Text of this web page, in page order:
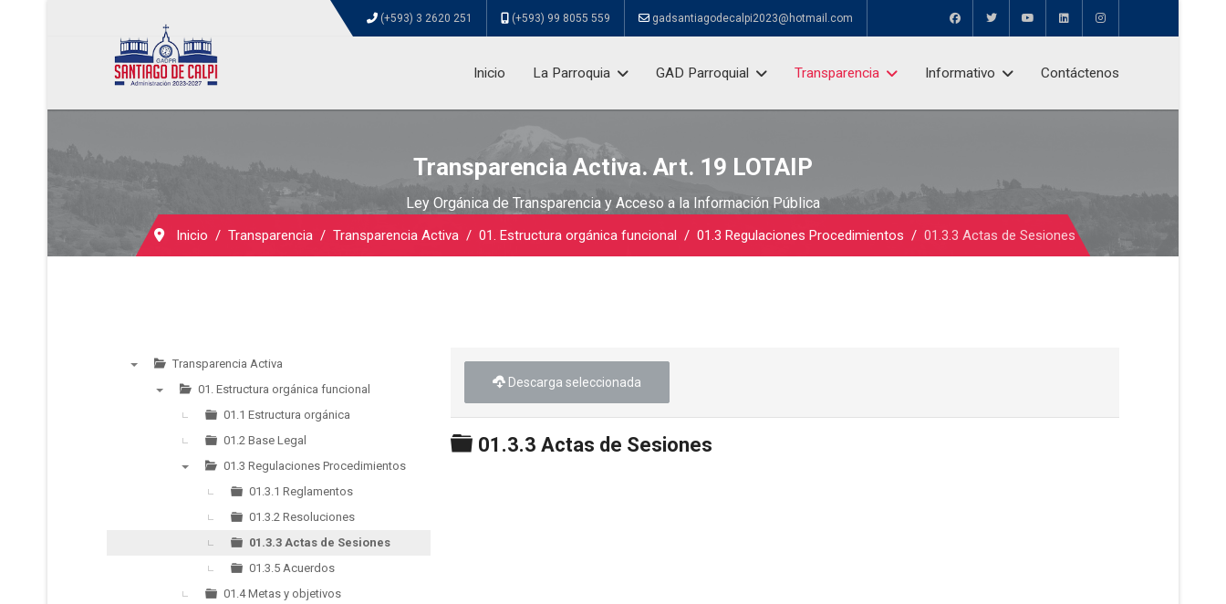
(+593) 3 2620 251 (+593) 99 8055 559 gadsantiagodecalpi2023@hotmail.com
Inicio La Parroquia GAD Parroquial Transparencia Informativo Contáctenos
Transparencia Activa. Art. 19 LOTAIP
Ley Orgánica de Transparencia y Acceso a la Información Pública
Inicio Transparencia Transparencia Activa 01. Estructura orgánica funcional 01.3 Regulaciones Procedimientos 01.3.3 Actas de Sesiones
Transparencia Activa
01. Estructura orgánica funcional
01.1 Estructura orgánica
01.2 Base Legal
01.3 Regulaciones Procedimientos
01.3.1 Reglamentos
01.3.2 Resoluciones
01.3.3 Actas de Sesiones
01.3.5 Acuerdos
01.4 Metas y objetivos
Descarga seleccionada
Carpeta
01.3.3 Actas de Sesiones